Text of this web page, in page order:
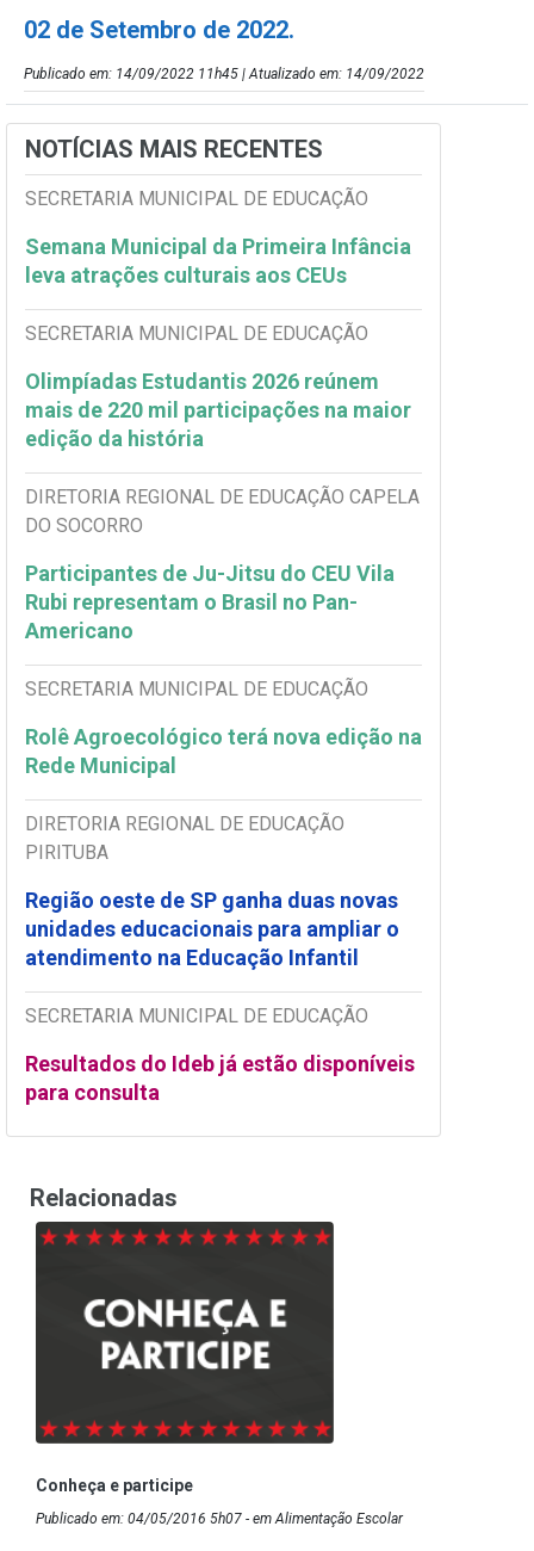
02 de Setembro de 2022.
Publicado em: 14/09/2022 11h45 | Atualizado em: 14/09/2022
NOTÍCIAS MAIS RECENTES
SECRETARIA MUNICIPAL DE EDUCAÇÃO
Semana Municipal da Primeira Infância
leva atrações culturais aos CEUs
SECRETARIA MUNICIPAL DE EDUCAÇÃO
Olimpíadas Estudantis 2026 reúnem
mais de 220 mil participações na maior
edição da história
DIRETORIA REGIONAL DE EDUCAÇÃO CAPELA
DO SOCORRO
Participantes de Ju-Jitsu do CEU Vila
Rubi representam o Brasil no Pan-
Americano
SECRETARIA MUNICIPAL DE EDUCAÇÃO
Rolê Agroecológico terá nova edição na
Rede Municipal
DIRETORIA REGIONAL DE EDUCAÇÃO
PIRITUBA
Região oeste de SP ganha duas novas
unidades educacionais para ampliar o
atendimento na Educação Infantil
SECRETARIA MUNICIPAL DE EDUCAÇÃO
Resultados do Ideb já estão disponíveis
para consulta
Relacionadas
Conheça e participe
Publicado em: 04/05/2016 5h07 - em Alimentação Escolar